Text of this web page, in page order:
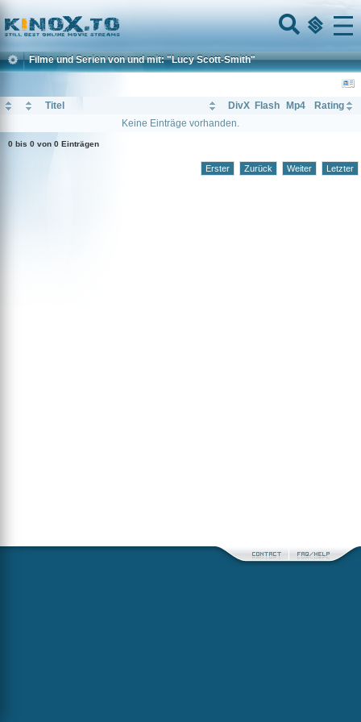
Home
Menu
Filme und Serien von und mit: "Lucy Scott-Smith"
Titel DivX Flash Mp4
Rating
Keine Einträge vorhanden.
0 bis 0 von 0 Einträgen
Erster Zurück Weiter Letzter